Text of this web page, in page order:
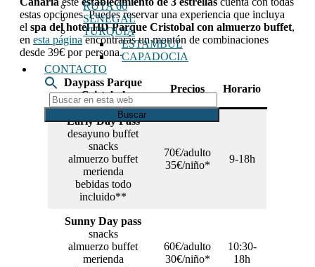
RUTA 66
SENEGAL
TURQUIA
ESTAMBUL
CAPADOCIA
CONTACTO
Buscar
en
esta
estas opciones. Puedes reservar una experiencia que incluya
el spa del hotel HD Parque Cristobal con almuerzo buffet,
en esta páginaencontrarás un montón de combinaciones
desde 39€ por persona.
Daypass Parque
Cristobal
Precios Horario
Early Day Pass
desayuno buffet
snacks
almuerzo buffet
merienda
bebidas todo
incluido**
70€/adulto
35€/niño*
9-18h
Sunny Day pass
snacks
almuerzo buffet
merienda
60€/adulto
30€/niño*
10:30-
18h